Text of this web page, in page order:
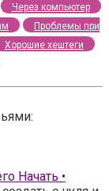
Через компьютер
Проблемы при
Хорошие хештеги
Начать •